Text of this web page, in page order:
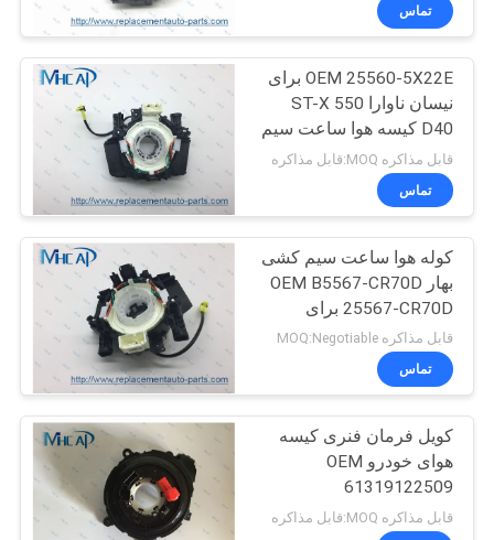
کنترل
کیفیت
تماس
بگیرید
درخواست
نقل
قول
نقشه
سایت
بهار خودرو ساعت
78
سوزن اتوماتیک
117
تماس
OEM 25560-5X22E برای
نیسان ناوارا ST-X 550
D40 کیسه هوا ساعت سیم
کشی بهار
قابل مذاکره MOQ:قابل مذاکره
تماس
کوله هوا ساعت سیم کشی
بهار OEM B5567-CR70D
25567-CR70D برای
نیسان
قابل مذاکره MOQ:Negotiable
تماس
کویل فرمان فنری کیسه
هوای خودرو OEM
61319122509
61316928042 BMW
قابل مذاکره MOQ:قابل مذاکره